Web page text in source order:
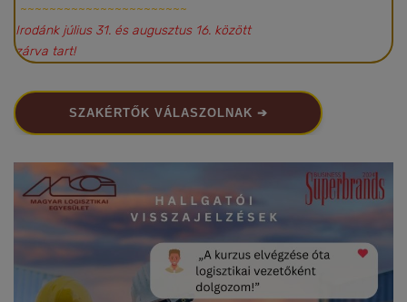
~~~~~~~~~~~~~~~~~~~~~~~
Irodánk július 31. és augusztus 16. között
zárva tart!
SZAKÉRTŐK VÁLASZOLNAK ➔